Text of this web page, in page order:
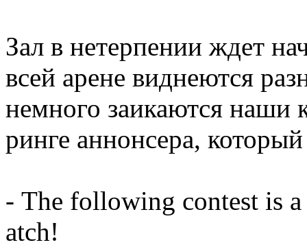
Зал в нетерпении ждет
всей арене виднеются
немного заикаются
ринге аннонсера,
- The following contest is
atch!